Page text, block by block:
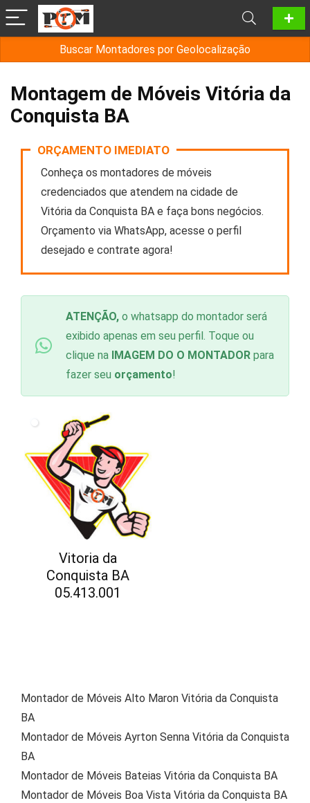
Buscar Montadores por Geolocalização
Montagem de Móveis Vitória da
Conquista BA
ORÇAMENTO IMEDIATO
Conheça os montadores de móveis
credenciados que atendem na cidade de
Vitória da Conquista BA e faça bons negócios.
Orçamento via WhatsApp, acesse o perfil
desejado e contrate agora!
ATENÇÃO, o whatsapp do montador será
exibido apenas em seu perfil. Toque ou
clique na IMAGEM DO O MONTADOR para
fazer seu orçamento!
Vitoria da
Conquista BA
05.413.001
Montador de Móveis Alto Maron Vitória da Conquista
BA
Montador de Móveis Ayrton Senna Vitória da Conquista
BA
Montador de Móveis Bateias Vitória da Conquista BA
Montador de Móveis Boa Vista Vitória da Conquista BA